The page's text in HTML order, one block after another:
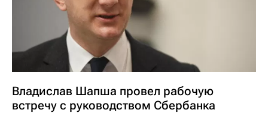
Владислав Шапша провел рабочую
встречу с руководством Сбербанка